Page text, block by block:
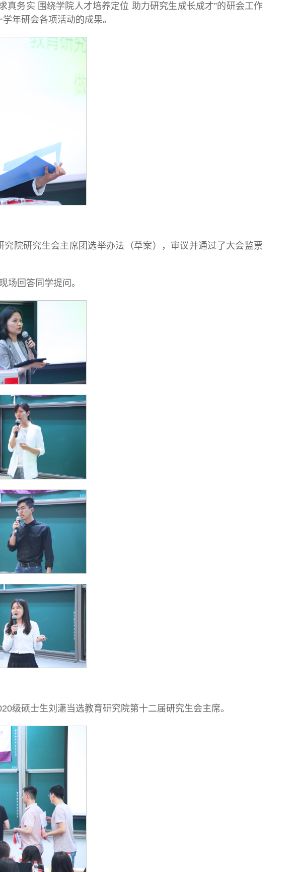
真务实 围绕学院人才培养定位 助力研究生成长成才”的研会工作
年研会各项活动的成果。
院研究生会主席团选举办法（草案），审议并通过了大会监票
场回答同学提问。
级硕士生刘潇当选教育研究院第十二届研究生会主席。